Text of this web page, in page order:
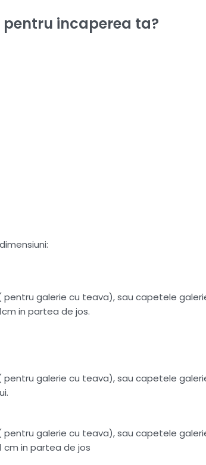
incaperea ta?
galerie cu teava), sau capetele
in partea de jos.
galerie cu teava), sau capetele
galerie cu teava), sau capetele
cm in partea de jos